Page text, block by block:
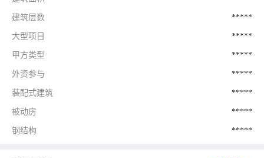
建筑层数 *****
大型项目 *****
甲方类型 *****
外资参与 *****
装配式建筑 *****
被动房 *****
钢结构 *****